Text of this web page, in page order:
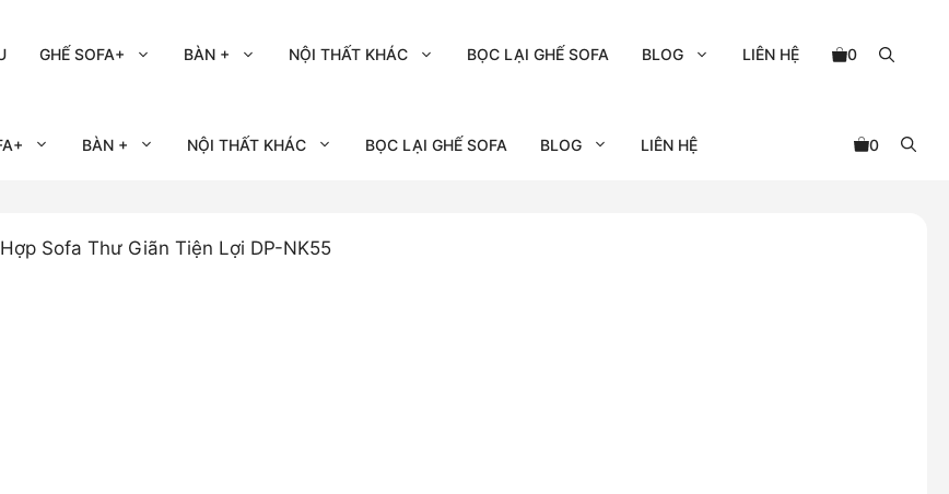
GHẾ SOFA+ BÀN + NỘI THẤT KHÁC BỌC LẠI GHẾ SOFA BLOG LIÊN HỆ 0
BÀN + NỘI THẤT KHÁC BỌC LẠI GHẾ SOFA BLOG LIÊN HỆ 0
Sofa Thư Giãn Tiện Lợi DP-NK55